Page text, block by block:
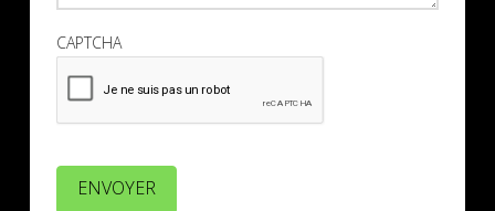
CAPTCHA
ENVOYER